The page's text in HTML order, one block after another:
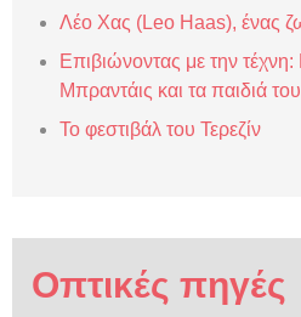
Λέο Χας (Leo Haas), ένας
Επιβιώνοντας με την
Μπραντάις και τα παιδιά του
Το φεστιβάλ του Τερεζίν
Οπτικές πηγές